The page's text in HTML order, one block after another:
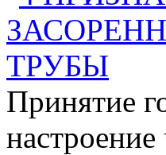
Принятие